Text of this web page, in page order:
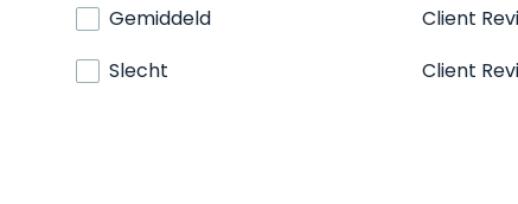
Gemiddeld
Client
Slecht
Client